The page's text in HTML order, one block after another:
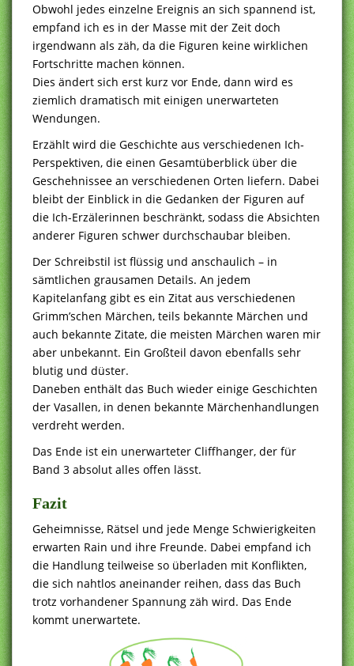
Obwohl jedes einzelne Ereignis an sich spannend ist,
empfand ich es in der Masse mit der Zeit doch
irgendwann als zäh, da die Figuren keine wirklichen
Fortschritte machen können.
Dies ändert sich erst kurz vor Ende, dann wird es
ziemlich dramatisch mit einigen unerwarteten
Wendungen.
Erzählt wird die Geschichte aus verschiedenen Ich-
Perspektiven, die einen Gesamtüberblick über die
Geschehnissee an verschiedenen Orten liefern. Dabei
bleibt der Einblick in die Gedanken der Figuren auf
die Ich-Erzälerinnen beschränkt, sodass die Absichten
anderer Figuren schwer durchschaubar bleiben.
Der Schreibstil ist flüssig und anschaulich – in
sämtlichen grausamen Details. An jedem
Kapitelanfang gibt es ein Zitat aus verschiedenen
Grimm’schen Märchen, teils bekannte Märchen und
auch bekannte Zitate, die meisten Märchen waren mir
aber unbekannt. Ein Großteil davon ebenfalls sehr
blutig und düster.
Daneben enthält das Buch wieder einige Geschichten
der Vasallen, in denen bekannte Märchenhandlungen
verdreht werden.
Das Ende ist ein unerwarteter Cliffhanger, der für
Band 3 absolut alles offen lässt.
Fazit
Geheimnisse, Rätsel und jede Menge Schwierigkeiten
erwarten Rain und ihre Freunde. Dabei empfand ich
die Handlung teilweise so überladen mit Konflikten,
die sich nahtlos aneinander reihen, dass das Buch
trotz vorhandener Spannung zäh wird. Das Ende
kommt unerwartete.